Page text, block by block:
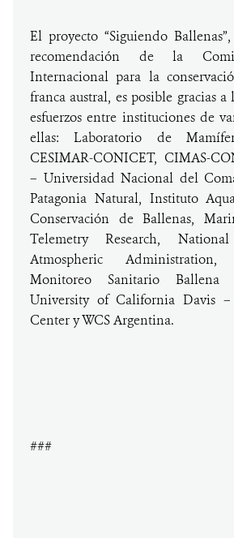
El proyecto “Siguiendo
recomendación de la
Internacional para la
franca austral, es posible gracias
esfuerzos entre instituciones de
ellas: Laboratorio de
CESIMAR-CONICET, CIMAS-
– Universidad Nacional del
Patagonia Natural, Instituto
Conservación de Ballenas,
Telemetry Research,
Atmospheric
Monitoreo Sanitario Ballena
University of California Davis
Center y WCS Argentina.
###